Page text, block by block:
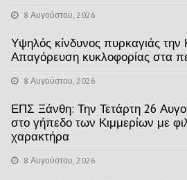
8 Αυγούστου, 2026
Υψηλός κίνδυνος πυρκαγιάς
Απαγόρευση κυκλοφορίας στα
8 Αυγούστου, 2026
ΕΠΣ Ξάνθη: Την Τετάρτη 26
στο γήπεδο των Κιμμερίων με
χαρακτήρα
8 Αυγούστου, 2026